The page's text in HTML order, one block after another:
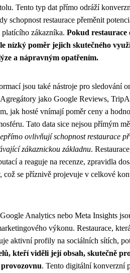
Tento typ dat přímo odráží
schopnost restaurace přeměnit
zákazníka. Pokud restaurace
nízký poměr jejich skutečného
a nápravným opatřením.
jsou také nástroje pro sledování
jako Google Reviews,
jak hosté vnímají poměr ceny a
Tato data sice nejsou přímým
ovlivňují schopnost restaurace
zákaznickou základnu.
a reaguje na recenze, zpravidla
což se příznivě projevuje v celkové
Analytics nebo Meta Insights
výkonu. Restaurace,
aktivní profily na sociálních sítích,
kteří viděli její obsah, skutečně
. Tento digitální konverzní